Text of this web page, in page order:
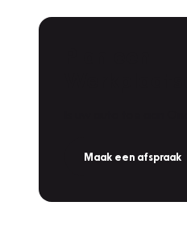
Maak een afspraak